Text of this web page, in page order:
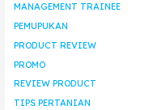
MANAGEMENT TRAINEE
PEMUPUKAN
PRODUCT REVIEW
PROMO
REVIEW PRODUCT
TIPS PERTANIAN